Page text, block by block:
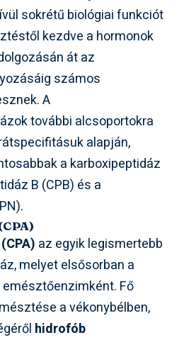
sokrétű biológiai funkciót
kezdve a hormonok
át az
számos
A
további alcsoportokra
alapján,
a karboxipeptidáz
B (CPB) és a
az egyik legismertebb
melyet elsősorban a
Fő
a vékonybélben,
hidrofób